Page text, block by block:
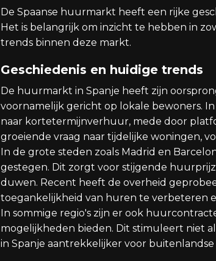
De Spaanse huurmarkt heeft een rijke
Het is belangrijk om inzicht te hebben in
trends binnen deze markt.
Geschiedenis en huidige trends
De huurmarkt in Spanje heeft zijn
voornamelijk gericht op lokale bewoners.
naar kortetermijnverhuur, mede door
groeiende vraag naar tijdelijke woningen,
In de grote steden zoals Madrid en
gestegen. Dit zorgt voor stijgende
duwen. Recent heeft de overheid
toegankelijkheid van huren te verbeteren
In sommige regio's zijn er ook
mogelijkheden bieden. Dit stimuleert niet
in Spanje aantrekkelijker voor